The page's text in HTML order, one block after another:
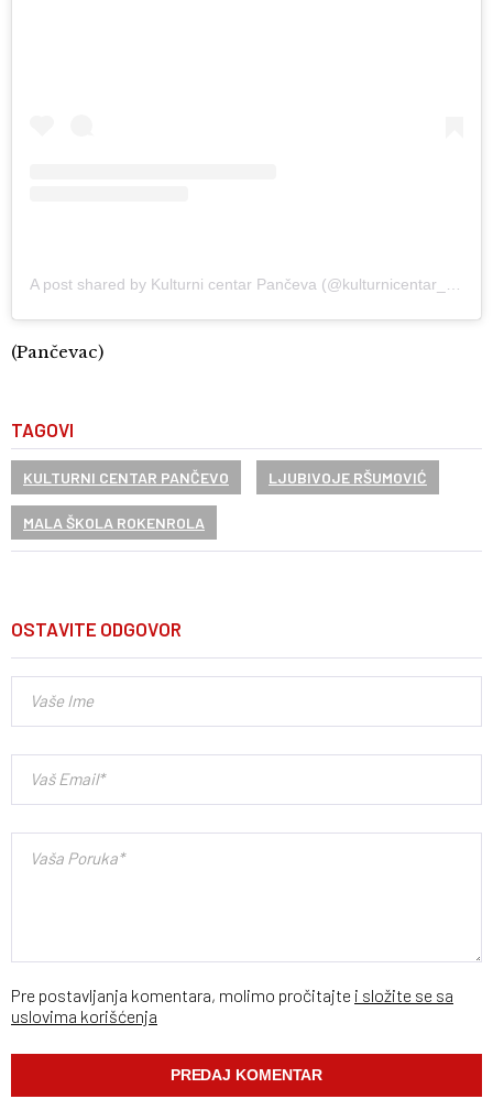
(Pančevac)
TAGOVI
KULTURNI CENTAR PANČEVO LJUBIVOJE RŠUMOVIĆ
MALA ŠKOLA ROKENROLA
OSTAVITE ODGOVOR
Pre postavljanja komentara, molimo pročitajte i složite se sa
uslovima korišćenja